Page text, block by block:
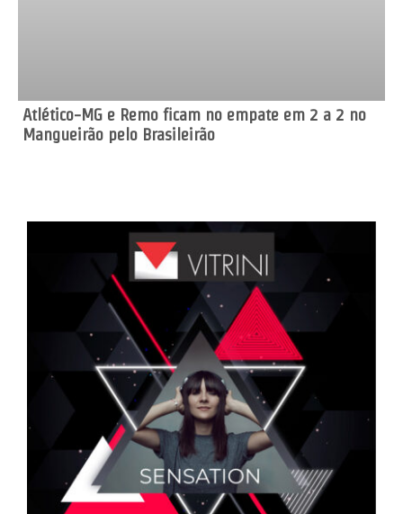
Atlético-MG e Remo ficam no empate em 2 a 2 no
Mangueirão pelo Brasileirão